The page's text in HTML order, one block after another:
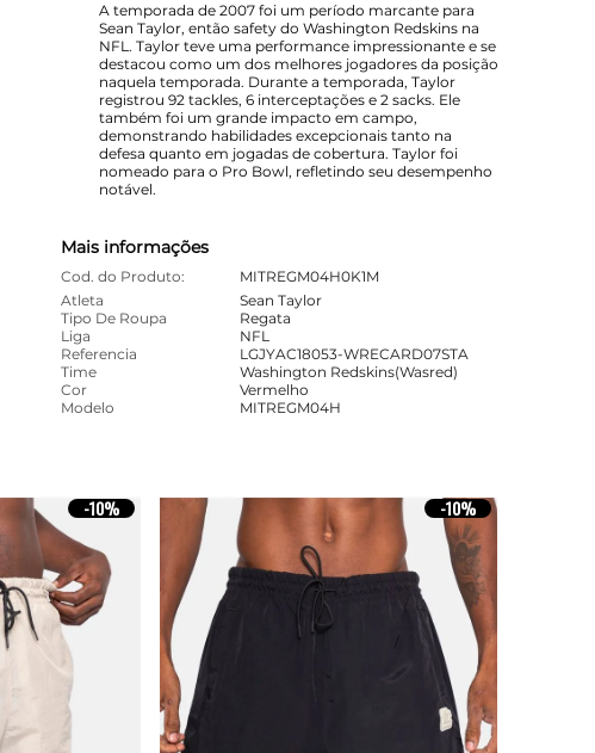
A temporada de 2007 foi um período marcante para
Sean Taylor, então safety do Washington Redskins na
NFL. Taylor teve uma performance impressionante e se
destacou como um dos melhores jogadores da posição
naquela temporada. Durante a temporada, Taylor
registrou 92 tackles, 6 interceptações e 2 sacks. Ele
também foi um grande impacto em campo,
demonstrando habilidades excepcionais tanto na
defesa quanto em jogadas de cobertura. Taylor foi
nomeado para o Pro Bowl, refletindo seu desempenho
notável.
Mais informações
Cod. do Produto:
MITREGM04H0K1M
Atleta
Sean Taylor
Tipo De Roupa
Regata
Liga
NFL
Referencia
LGJYAC18053-WRECARD07STA
Time
Washington Redskins(Wasred)
Cor
Vermelho
Modelo
MITREGM04H
-10% -10%